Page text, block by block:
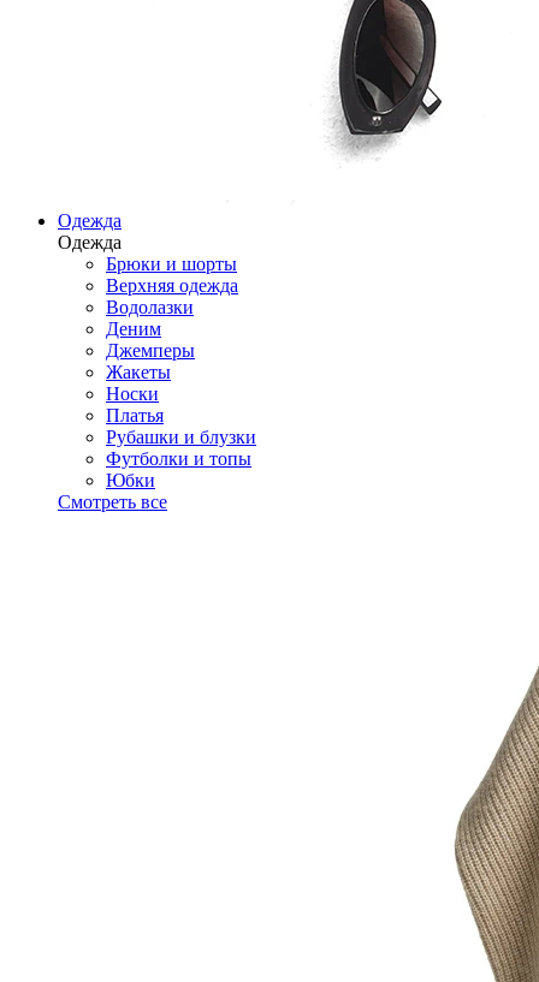
Одежда
Одежда
Брюки и шорты
Верхняя одежда
Водолазки
Деним
Джемперы
Жакеты
Носки
Платья
Рубашки и блузки
Футболки и топы
Юбки
Смотреть все